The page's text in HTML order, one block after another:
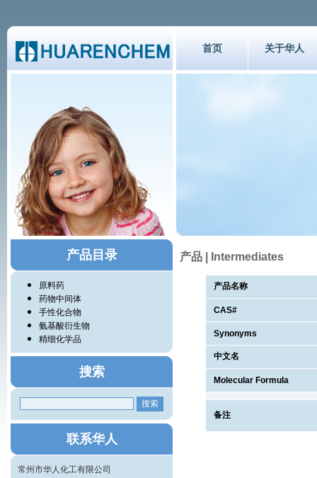
首页 关于华人
产品目录
原料药
药物中间体
手性化合物
氨基酸衍生物
精细化学品
搜索
联系华人
常州市华人化工有限公司
产品 | Intermediates
产品名称
CAS#
Synonyms
中文名
Molecular Formula
备注